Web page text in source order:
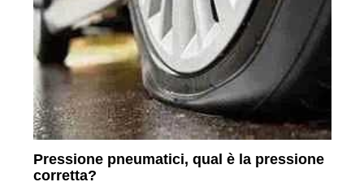
Pressione pneumatici, qual è la pressione
corretta?